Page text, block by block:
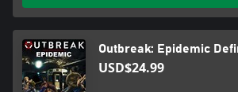
Outbreak: Epidemic
USD$24.99